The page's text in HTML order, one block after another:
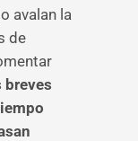
avalan la
de